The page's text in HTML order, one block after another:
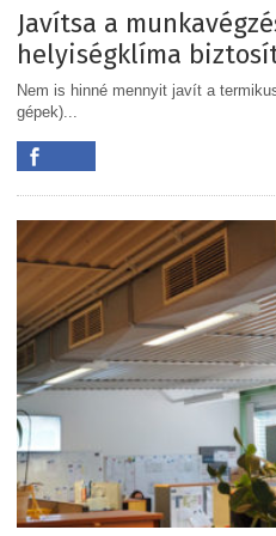
Javítsa a
helyiségklíma
Nem is hinné mennyit javít a
gépek)...